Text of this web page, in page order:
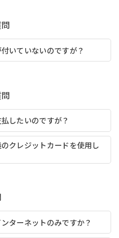
いていないのですが？
したいのですが？
クレジットカードを使用し
ターネットのみですか？